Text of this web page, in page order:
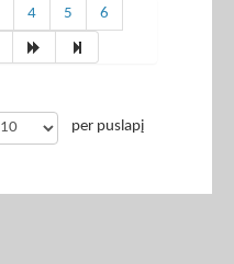
4 5
6
per puslapį